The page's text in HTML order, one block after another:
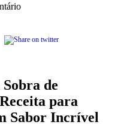
de
para
Sabor Incrível